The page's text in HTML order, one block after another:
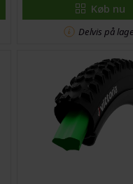
Køb nu
Delvis på